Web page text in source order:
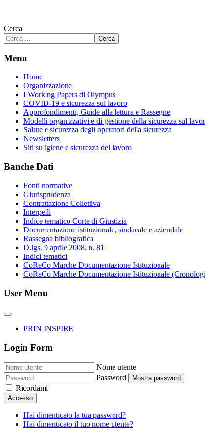
Cerca
Cerca
Menu
Home
Organizzazione
I Working Papers di Olympus
COVID-19 e sicurezza sul lavoro
Approfondimenti, Guide alla lettura e Rassegne
Modelli organizzativi e di gestione della sicurezza sul
Salute e sicurezza degli operatori della sicurezza
Newsletters
Siti su igiene e sicurezza del lavoro
Banche Dati
Fonti normative
Giurisprudenza
Contrattazione Collettiva
Interpelli
Indice tematico Corte di Giustizia
Documentazione istituzionale, sindacale e aziendale
Rassegna bibliografica
D.lgs. 9 aprile 2008, n. 81
Indici tematici
CoReCo Marche Documentazione Istituzionale
CoReCo Marche Documentazione Istituzionale
User Menu
PRIN INSPIRE
Login Form
Nome utente
Password
Mostra password
Ricordami
Accesso
Hai dimenticato la tua password?
Hai dimenticato il tuo nome utente?